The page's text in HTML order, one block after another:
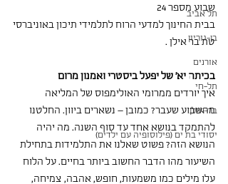
תל אביב
בן-גוריון
אורנים
תל-חי
בר-אילן
יסודי בת ים (פילוסופיה עם ילדים)
בבית החינוך למדעי הרוח לתלמידי תיכון באוניברסי
טת בר אילן .
בכיתה יא' של יפעל ביסטרי ואמנון מרום
איך יורדים ממרומי האולימפוס של המליאה
מהשבוע שעבר? כמובן – נשארים ביוון. החלטנו
להתמקד בנושא אחד עד סוף השנה. מה יהיה
הנושא הזה? פשוט שאלנו את התלמידות בתחילת
השיעור מהו הדבר החשוב ביותר בחיים. על הלוח
עלו מילים כמו משמעות, חופש, אהבה, צמיחה,